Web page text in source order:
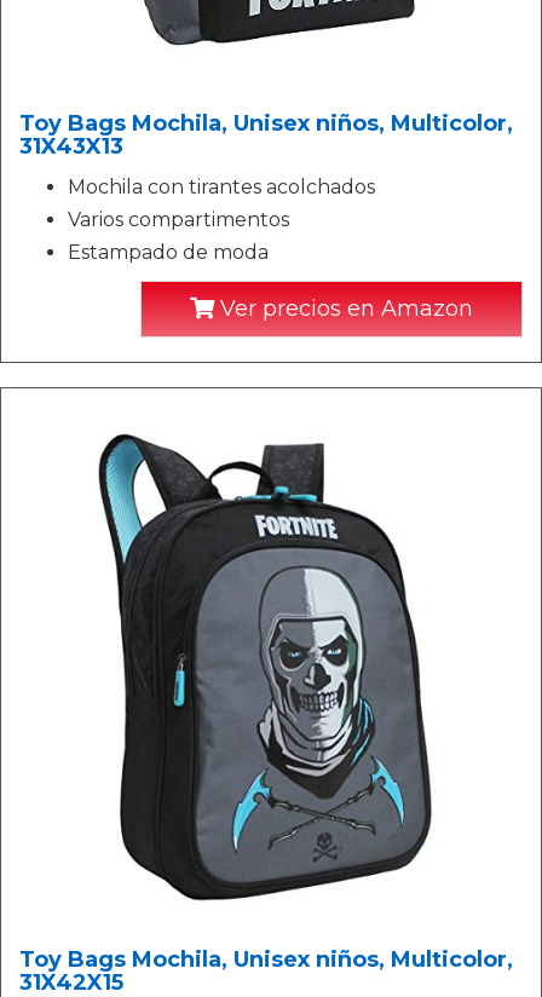
Toy Bags Mochila, Unisex niños, Multicolor,
31X43X13
Mochila con tirantes acolchados
Varios compartimentos
Estampado de moda
Ver precios en Amazon
Toy Bags Mochila, Unisex niños, Multicolor,
31X42X15